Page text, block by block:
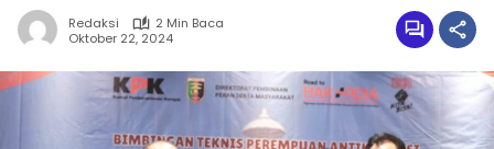
Redaksi
2 Min Baca
Oktober 22, 2024